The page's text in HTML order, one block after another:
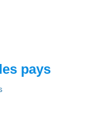
pays